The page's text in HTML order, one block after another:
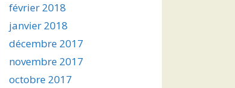
février 2018
janvier 2018
décembre 2017
novembre 2017
octobre 2017